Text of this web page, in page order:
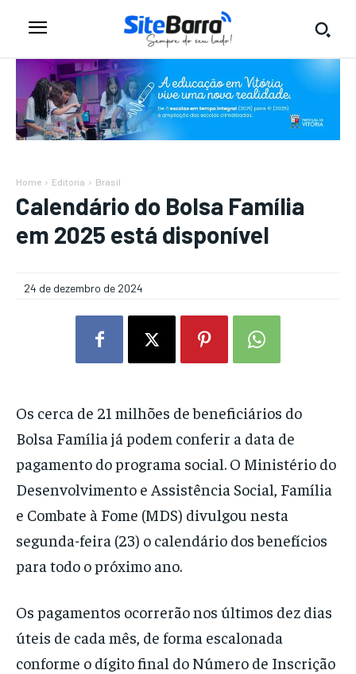
Home Editoria Brasil
Calendário do Bolsa Família
em 2025 está disponível
24 de dezembro de 2024
Os cerca de 21 milhões de beneficiários do
Bolsa Família já podem conferir a data de
pagamento do programa social. O Ministério do
Desenvolvimento e Assistência Social, Família
e Combate à Fome (MDS) divulgou nesta
segunda-feira (23) o calendário dos benefícios
para todo o próximo ano.
Os pagamentos ocorrerão nos últimos dez dias
úteis de cada mês, de forma escalonada
conforme o dígito final do Número de Inscrição